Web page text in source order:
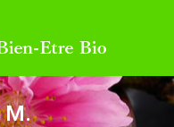
M.